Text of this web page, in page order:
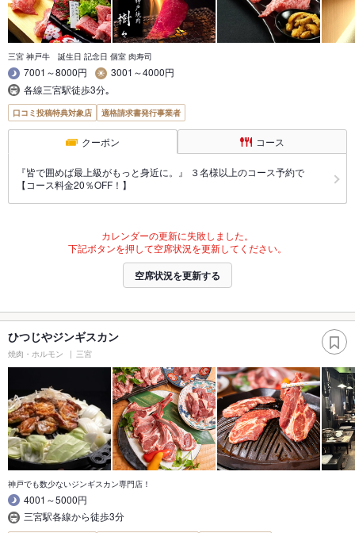
三宮 神戸牛 誕生日 記念日 個室 肉寿司
7001～8000円
3001～4000円
各線三宮駅徒歩3分｡
口コミ投稿特典対象店 適格請求書発行事業者
クーポン コース
『皆で囲めば最上級がもっと身近に。』 ３名様以上のコース予約で
【コース料金20％OFF！】
カレンダーの更新に失敗しました。
下記ボタンを押して空席状況を更新してください。
空席状況を更新する
ひつじやジンギスカン
焼肉・ホルモン 三宮
神戸でも数少ないジンギスカン専門店！
4001～5000円
三宮駅各線から徒歩3分